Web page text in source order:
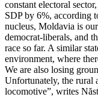
constant electoral
SDP by 6%, according
nucleus, Moldavia is
democrat-liberals, and
race so far. A similar
environment, where
We are also losing
Unfortunately, the rural
locomotive”, writes